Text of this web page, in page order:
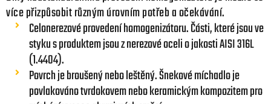
více přizpůsobit různým úrovním potřeb a očekávání.
Celonerezové provedení homogenizátoru. Části, které jsou ve
styku s produktem jsou z nerezové oceli o jakosti AISI 316L
(1.4404).
Povrch je broušený nebo leštěný. Šnekové míchadlo je
povlakováno tvrdokovem nebo keramickým kompozitem pro